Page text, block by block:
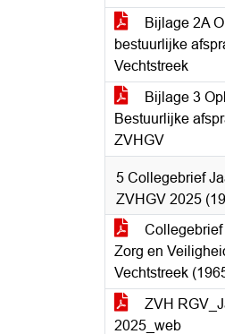
Bijlage 2A
bestuurlijke
Vechtstreek
Bijlage 3
Bestuurlijke
ZVHGV
5 Collegebrief
ZVHGV 2025
Zorg en
Vechtstreek
ZVH
2025_web